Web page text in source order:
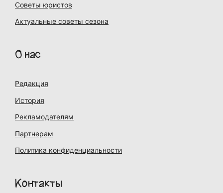
Советы юристов
Актуальные советы сезона
О нас
Редакция
История
Рекламодателям
Партнерам
Политика конфиденциальности
Контакты